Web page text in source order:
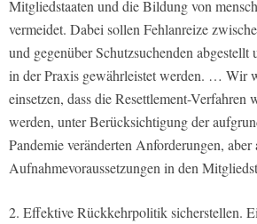
Mitgliedstaaten und die Bildung von
vermeidet. Dabei sollen Fehlanreize
und gegenüber Schutzsuchenden
in der Praxis gewährleistet werden. … Wir
einsetzen, dass die Resettlement-Verfahren
werden, unter Berücksichtigung der
Pandemie veränderten Anforderungen, aber
Aufnahmevoraussetzungen in den
2. Effektive Rückkehrpolitik sicherstellen.